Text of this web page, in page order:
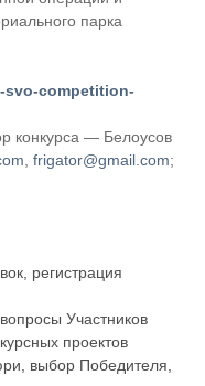
парка
svo-competition-
конкурса — Белоусов
frigator@gmail.com;
регистрация
Участников
проектов
выбор Победителя,